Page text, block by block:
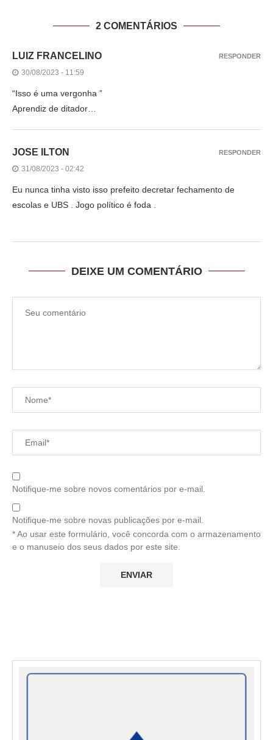
2 COMENTÁRIOS
LUIZ FRANCELINO
30/08/2023 - 11:59
“Isso é uma vergonha ”
Aprendiz de ditador…
RESPONDER
JOSE ILTON
31/08/2023 - 02:42
Eu nunca tinha visto isso prefeito decretar fechamento de
escolas e UBS . Jogo político é foda .
RESPONDER
DEIXE UM COMENTÁRIO
Notifique-me sobre novos comentários por e-mail.
Notifique-me sobre novas publicações por e-mail.
* Ao usar este formulário, você concorda com o armazenamento
e o manuseio dos seus dados por este site.